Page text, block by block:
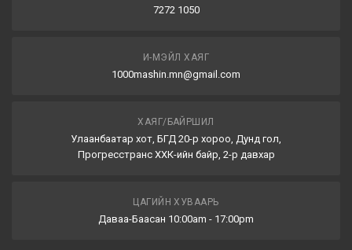
7272 1050
И-МЭЙЛ ХАЯГ
1000mashin.mn@gmail.com
ХАЯГ/БАЙРШИЛ
Улаанбаатар хот, БГД 20-р хороо, Дунд гол,
Прогресстранс ХХК-ийн байр, 2-р давхар
ЦАГИЙН ХУВААРЬ
Даваа-Баасан 10:00am - 17:00pm